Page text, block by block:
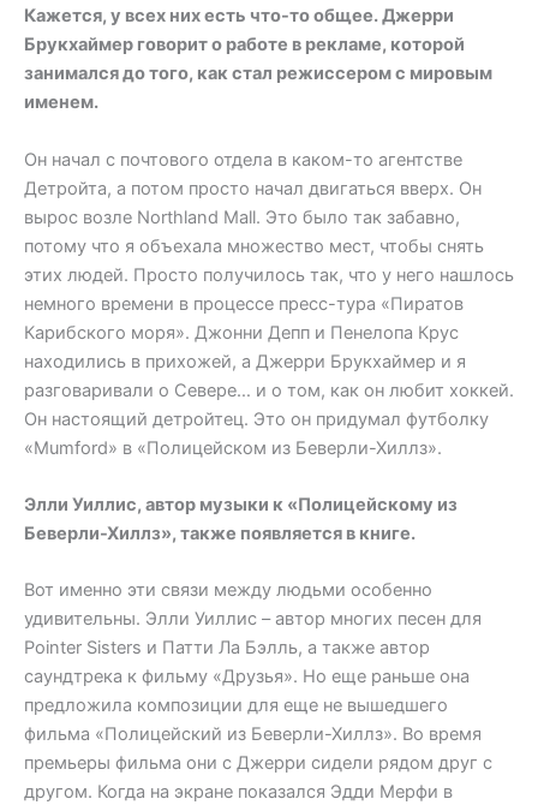
Кажется, у всех них есть что-то общее. Джерри
Брукхаймер говорит о работе в рекламе, которой
занимался до того, как стал режиссером с мировым
именем.
Он начал с почтового отдела в каком-то агентстве
Детройта, а потом просто начал двигаться вверх. Он
вырос возле Northland Mall. Это было так забавно,
потому что я объехала множество мест, чтобы снять
этих людей. Просто получилось так, что у него нашлось
немного времени в процессе пресс-тура «Пиратов
Карибского моря». Джонни Депп и Пенелопа Крус
находились в прихожей, а Джерри Брукхаймер и я
разговаривали о Севере… и о том, как он любит хоккей.
Он настоящий детройтец. Это он придумал футболку
«Mumford» в «Полицейском из Беверли-Хиллз».
Элли Уиллис, автор музыки к «Полицейскому из
Беверли-Хиллз», также появляется в книге.
Вот именно эти связи между людьми особенно
удивительны. Элли Уиллис – автор многих песен для
Pointer Sisters и Патти Ла Бэлль, а также автор
саундтрека к фильму «Друзья». Но еще раньше она
предложила композиции для еще не вышедшего
фильма «Полицейский из Беверли-Хиллз». Во время
премьеры фильма они с Джерри сидели рядом друг с
другом. Когда на экране показался Эдди Мерфи в